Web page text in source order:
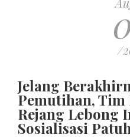
/
Jelang
Pemutihan, Tim
Rejang Lebong
Sosialisasi